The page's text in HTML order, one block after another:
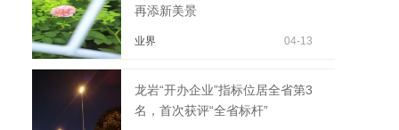
再添新美景
业界 04-13
龙岩“开办企业”指标位居全省第3
名，首次获评“全省标杆”